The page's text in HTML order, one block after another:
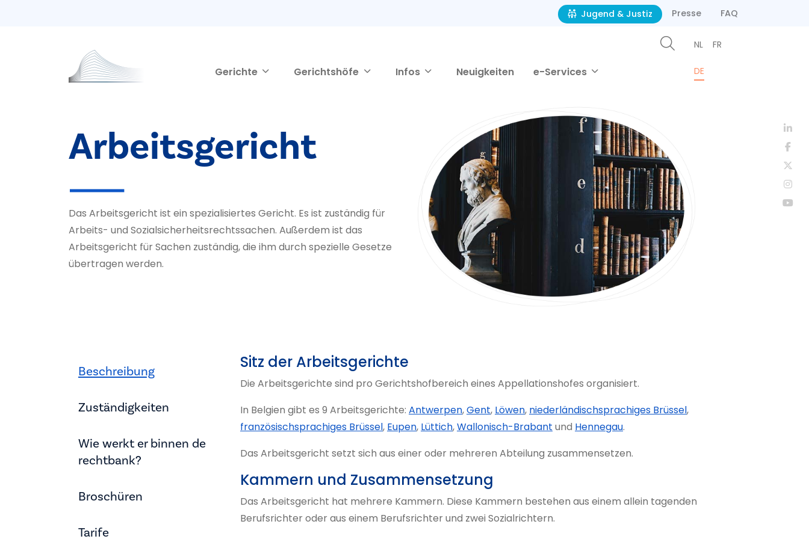
Jugend & Justiz Presse FAQ
Gerichte Gerichtshöfe Infos Neuigkeiten e-Services
NL FR
DE
Arbeitsgericht
Das Arbeitsgericht ist ein spezialisiertes Gericht. Es ist zuständig für
Arbeits- und Sozialsicherheitsrechtssachen. Außerdem ist das
Arbeitsgericht für Sachen zuständig, die ihm durch spezielle Gesetze
übertragen werden.
Beschreibung
Zuständigkeiten
Wie werkt er binnen de
rechtbank?
Broschüren
Tarife
Sitz der Arbeitsgerichte
Die Arbeitsgerichte sind pro Gerichtshofbereich eines Appellationshofes organisiert.
In Belgien gibt es 9 Arbeitsgerichte: Antwerpen,Gent, Löwen, niederländischsprachiges Brüssel,
französischsprachiges Brüssel, Eupen, Lüttich,Wallonisch-Brabant und Hennegau.
Das Arbeitsgericht setzt sich aus einer oder mehreren Abteilung zusammensetzen.
Kammern und Zusammensetzung
Das Arbeitsgericht hat mehrere Kammern. Diese Kammern bestehen aus einem allein tagenden
Berufsrichter oder aus einem Berufsrichter und zwei Sozialrichtern.